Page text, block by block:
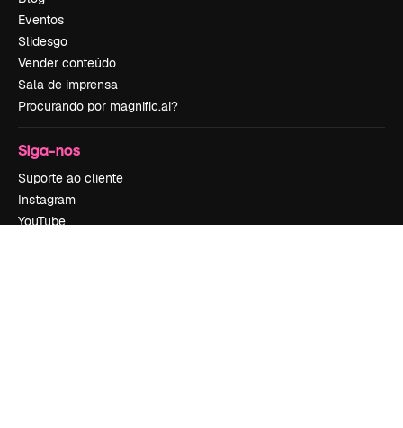
Eventos
Slidesgo
Vender conteúdo
Sala de imprensa
Procurando por magnific.ai?
Siga-nos
Suporte ao cliente
Instagram
YouTube